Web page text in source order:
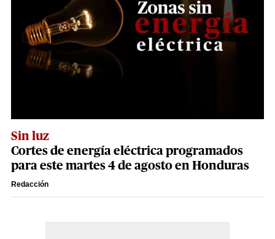
Sin luz
Cortes de energía eléctrica programados
para este martes 4 de agosto en Honduras
Redacción